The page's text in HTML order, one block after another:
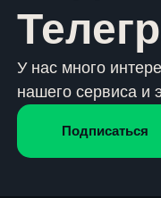
У нас много
нашего сервиса и
Подписаться